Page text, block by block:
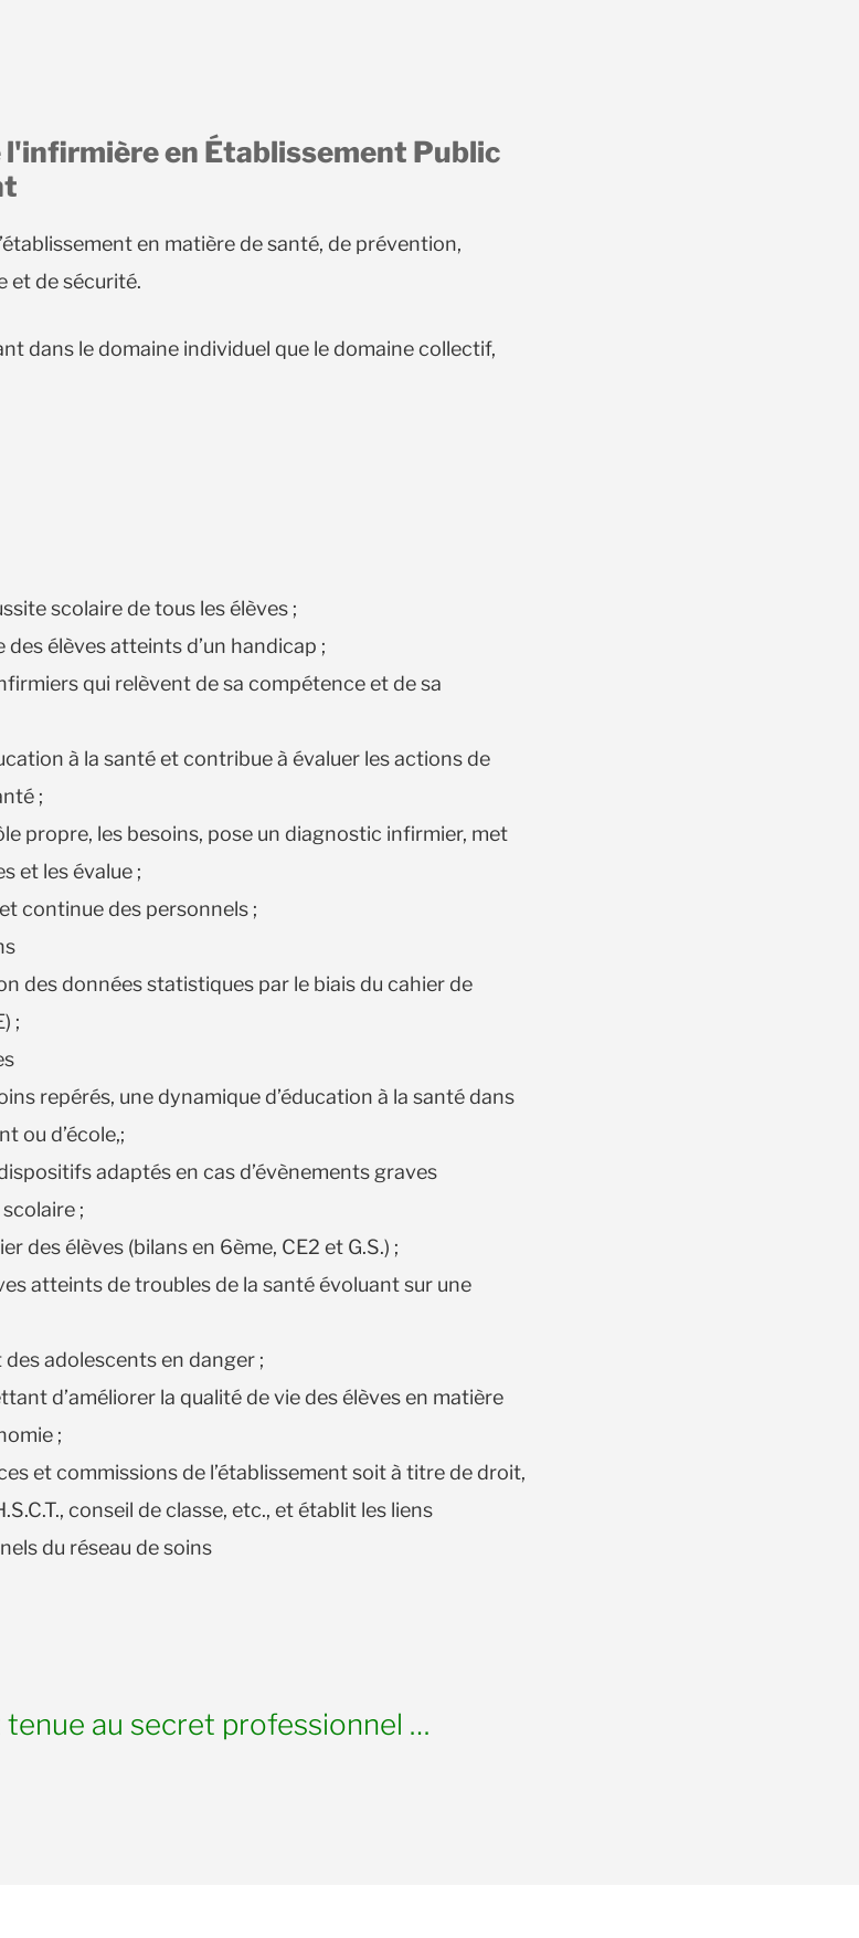
l'infirmière en Établissement Public
en matière de santé, de prévention,
et de sécurité.
dans le domaine individuel que le domaine collectif,
scolaire de tous les élèves ;
élèves atteints d’un handicap ;
qui relèvent de sa compétence et de sa
à la santé et contribue à évaluer les actions de
;
propre, les besoins, pose un diagnostic infirmier, met
et les évalue ;
continue des personnels ;
des données statistiques par le biais du cahier de
;
repérés, une dynamique d’éducation à la santé dans
ou d’école,;
adaptés en cas d’évènements graves
;
des élèves (bilans en 6ème, CE2 et G.S.) ;
atteints de troubles de la santé évoluant sur une
adolescents en danger ;
d’améliorer la qualité de vie des élèves en matière
;
et commissions de l’établissement soit à titre de droit,
conseil de classe, etc., et établit les liens
du réseau de soins
tenue au secret professionnel …